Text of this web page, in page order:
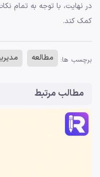
در نهایت، با توجه به تمام
کمک کند.
برچسب ها: مطالعه
مطالب مرتبط